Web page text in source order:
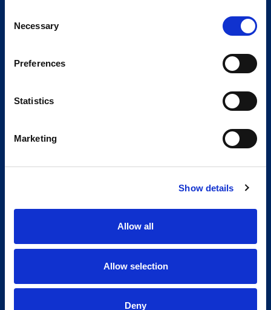
Selection
Necessary
Preferences
Statistics
Marketing
Show details
Allow all
Allow selection
Deny